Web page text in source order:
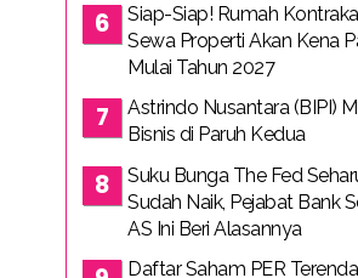
Siap-Siap! Rumah
Sewa Properti Akan Kena
Mulai Tahun 2027
Astrindo Nusantara (BIPI)
Bisnis di Paruh Kedua
Suku Bunga The Fed
Sudah Naik, Pejabat Bank
AS Ini Beri Alasannya
Daftar Saham PER